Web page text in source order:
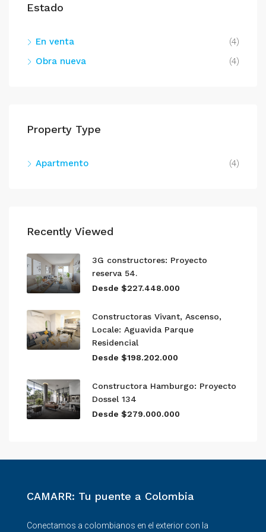
Estado
En venta
(4)
Obra nueva
(4)
Property Type
Apartmento (4)
Recently Viewed
3G constructores: Proyecto
reserva 54.
Desde $227.448.000
Constructoras Vivant, Ascenso,
Locale: Aguavida Parque
Residencial
Desde $198.202.000
Constructora Hamburgo: Proyecto
Dossel 134
Desde $279.000.000
CAMARR: Tu puente a Colombia
Conectamos a colombianos en el exterior con la